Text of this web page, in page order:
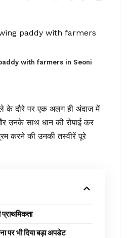
with farmers in Seoni
के दौरे पर एक अलग ही अंदाज में
साथ धान की रोपाई कर
करने की उनकी तस्वीरें पूरे
पर भी दिया बड़ा अपडेट